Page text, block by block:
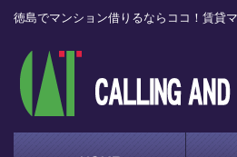
徳島でマンション借りるならココ！賃貸